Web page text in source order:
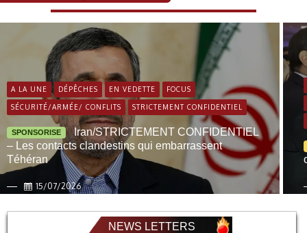
A LA UNE DÉPÊCHES EN VEDETTE FOCUS
SÉCURITÉ/ARMÉE/ CONFLITS STRICTEMENT CONFIDENTIEL
SPONSORISE
Iran/STRICTEMENT CONFIDENTIEL
– Les contacts clandestins qui embarrassent
Téhéran
15/07/2026
NEWS LETTERS